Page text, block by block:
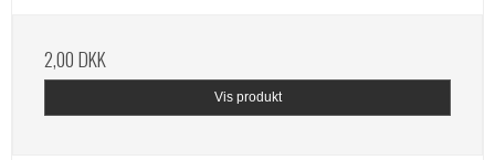
2,00 DKK
Vis produkt